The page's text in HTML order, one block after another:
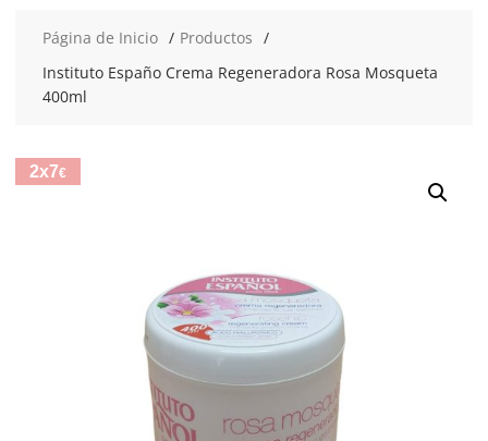
Página de Inicio
Productos
Instituto Españo Crema Regeneradora Rosa Mosqueta
400ml
2x7€